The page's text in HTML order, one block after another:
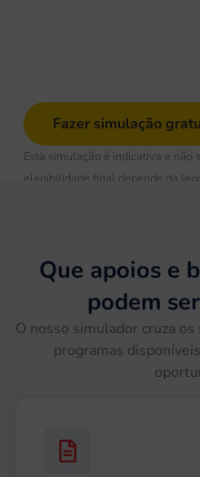
Fazer simulação
Esta simulação é indicativa e
elegibilidade final depende da
Que apoios e
podem
O nosso simulador cruza
programas